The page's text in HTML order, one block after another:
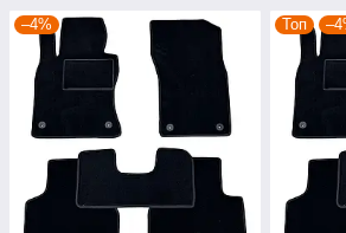
–4% Топ